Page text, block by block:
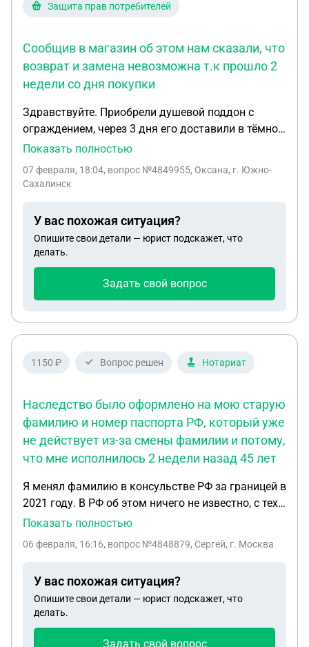
Защита прав потребителей
Сообщив в магазин об этом нам сказали, что
возврат и замена невозможна т.к прошло 2
недели со дня покупки
Здравствуйте. Приобрели душевой поддон с
ограждением, через 3 дня его доставили в тёмное
время суток вид был хороший, но через две
поддоне, осмотрев его выяснилось, что это
что возврат и замена невозможна т.к прошло 2
недели со дня покупки. Подскажите возможен ли
возврат товара
Показать полностью
07 февраля, 18:04, вопрос №4849955, Оксана, г. Южно-
Сахалинск
У вас похожая ситуация?
Опишите свои детали — юрист подскажет, что
делать.
Задать свой вопрос
1150 ₽ Вопрос решен Нотариат
Наследство было оформлено на мою старую
фамилию и номер паспорта РФ, который уже
не действует из-за смены фамилии и потому,
что мне исполнилось 2 недели назад 45 лет
Я менял фамилию в консульстве РФ за границей в
2021 году. В РФ об этом ничего не известно, с тех
пор я там не появлялся. Был выдан новый
мне нужно составить доверенности на ведение на
Наследство было оформлено на мою старую
фамилию и номер паспорта РФ, который уже не
действует из-за смены фамилии и потому, что мне
Показать полностью
06 февраля, 16:16, вопрос №4848879, Сергей, г. Москва
У вас похожая ситуация?
Опишите свои детали — юрист подскажет, что
делать.
Задать свой вопрос